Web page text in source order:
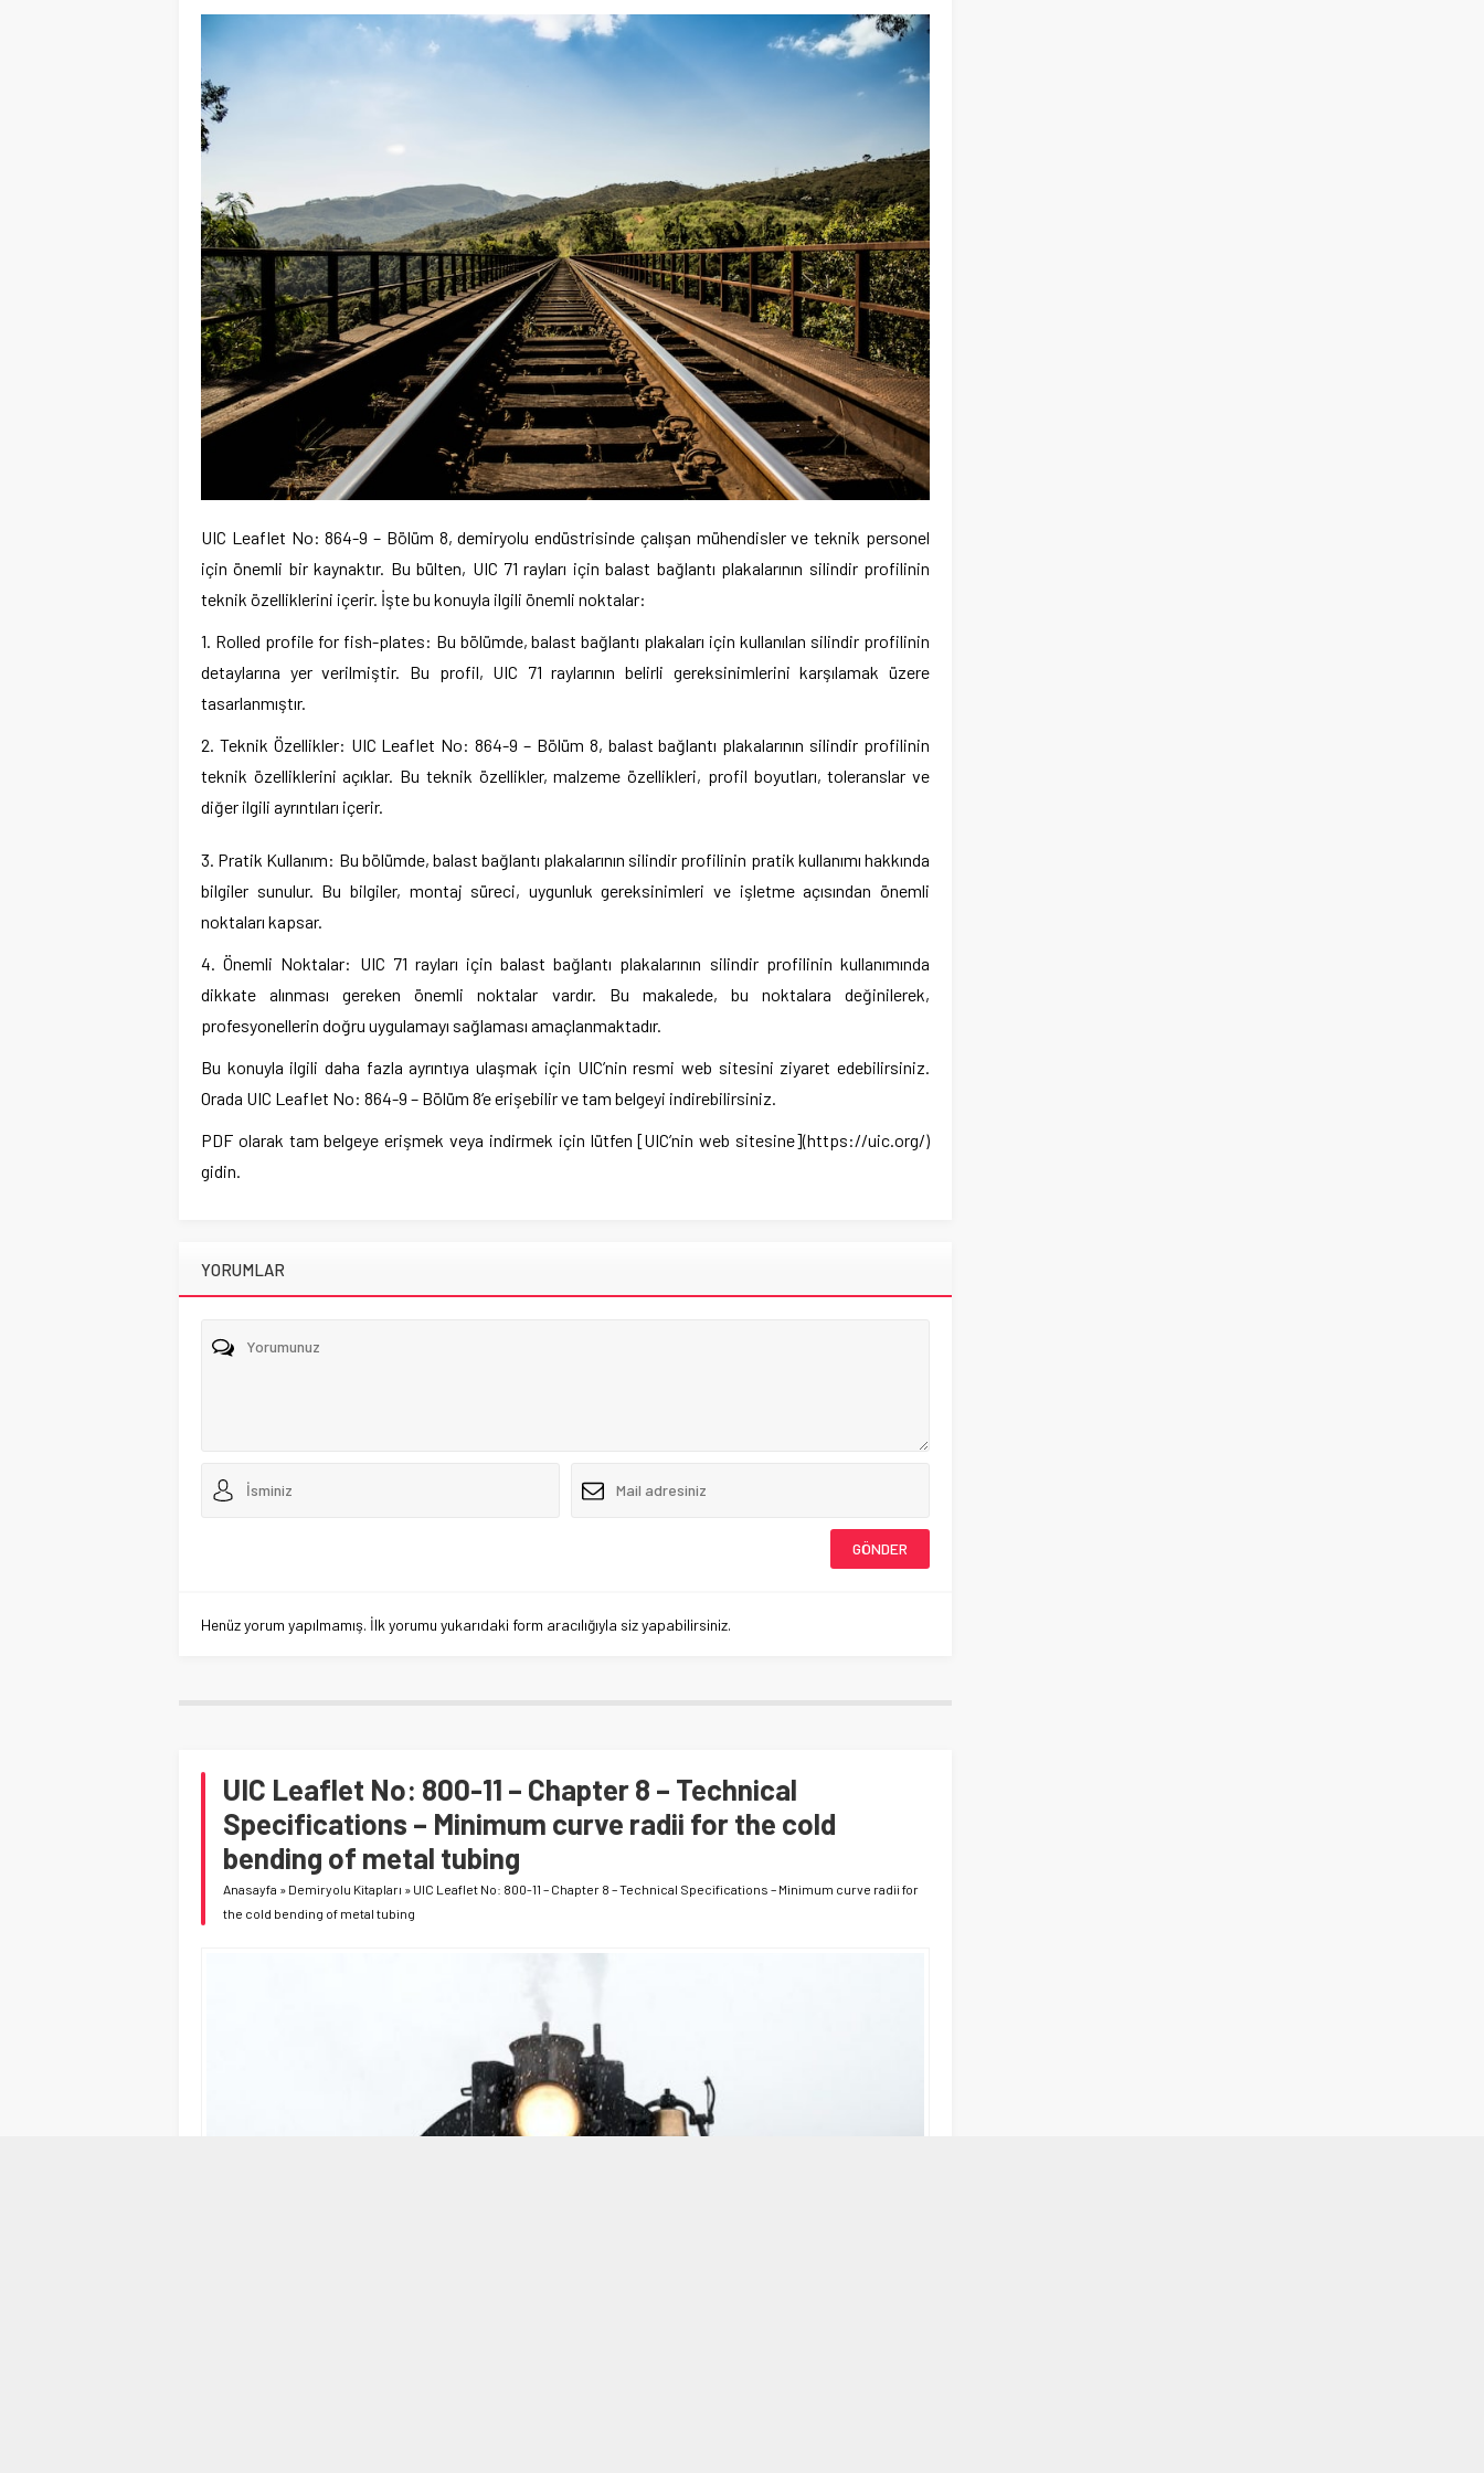
UIC Leaflet No: 864-9 – Bölüm 8, demiryolu endüstrisinde çalışan mühendisler ve teknik personel
için önemli bir kaynaktır. Bu bülten, UIC 71 rayları için balast bağlantı plakalarının silindir profilinin
teknik özelliklerini içerir. İşte bu konuyla ilgili önemli noktalar:
1. Rolled profile for fish-plates: Bu bölümde, balast bağlantı plakaları için kullanılan silindir profilinin
detaylarına yer verilmiştir. Bu profil, UIC 71 raylarının belirli gereksinimlerini karşılamak üzere
tasarlanmıştır.
2. Teknik Özellikler: UIC Leaflet No: 864-9 – Bölüm 8, balast bağlantı plakalarının silindir profilinin
teknik özelliklerini açıklar. Bu teknik özellikler, malzeme özellikleri, profil boyutları, toleranslar ve
diğer ilgili ayrıntıları içerir.
3. Pratik Kullanım: Bu bölümde, balast bağlantı plakalarının silindir profilinin pratik kullanımı hakkında
bilgiler sunulur. Bu bilgiler, montaj süreci, uygunluk gereksinimleri ve işletme açısından önemli
noktaları kapsar.
4. Önemli Noktalar: UIC 71 rayları için balast bağlantı plakalarının silindir profilinin kullanımında
dikkate alınması gereken önemli noktalar vardır. Bu makalede, bu noktalara değinilerek,
profesyonellerin doğru uygulamayı sağlaması amaçlanmaktadır.
Bu konuyla ilgili daha fazla ayrıntıya ulaşmak için UIC’nin resmi web sitesini ziyaret edebilirsiniz.
Orada UIC Leaflet No: 864-9 – Bölüm 8’e erişebilir ve tam belgeyi indirebilirsiniz.
PDF olarak tam belgeye erişmek veya indirmek için lütfen [UIC’nin web sitesine](https://uic.org/)
gidin.
YORUMLAR
Henüz yorum yapılmamış. İlk yorumu yukarıdaki form aracılığıyla siz yapabilirsiniz.
UIC Leaflet No: 800-11 – Chapter 8 – Technical
Specifications – Minimum curve radii for the cold
bending of metal tubing
Anasayfa » Demiryolu Kitapları » UIC Leaflet No: 800-11 – Chapter 8 – Technical Specifications – Minimum curve radii for
the cold bending of metal tubing